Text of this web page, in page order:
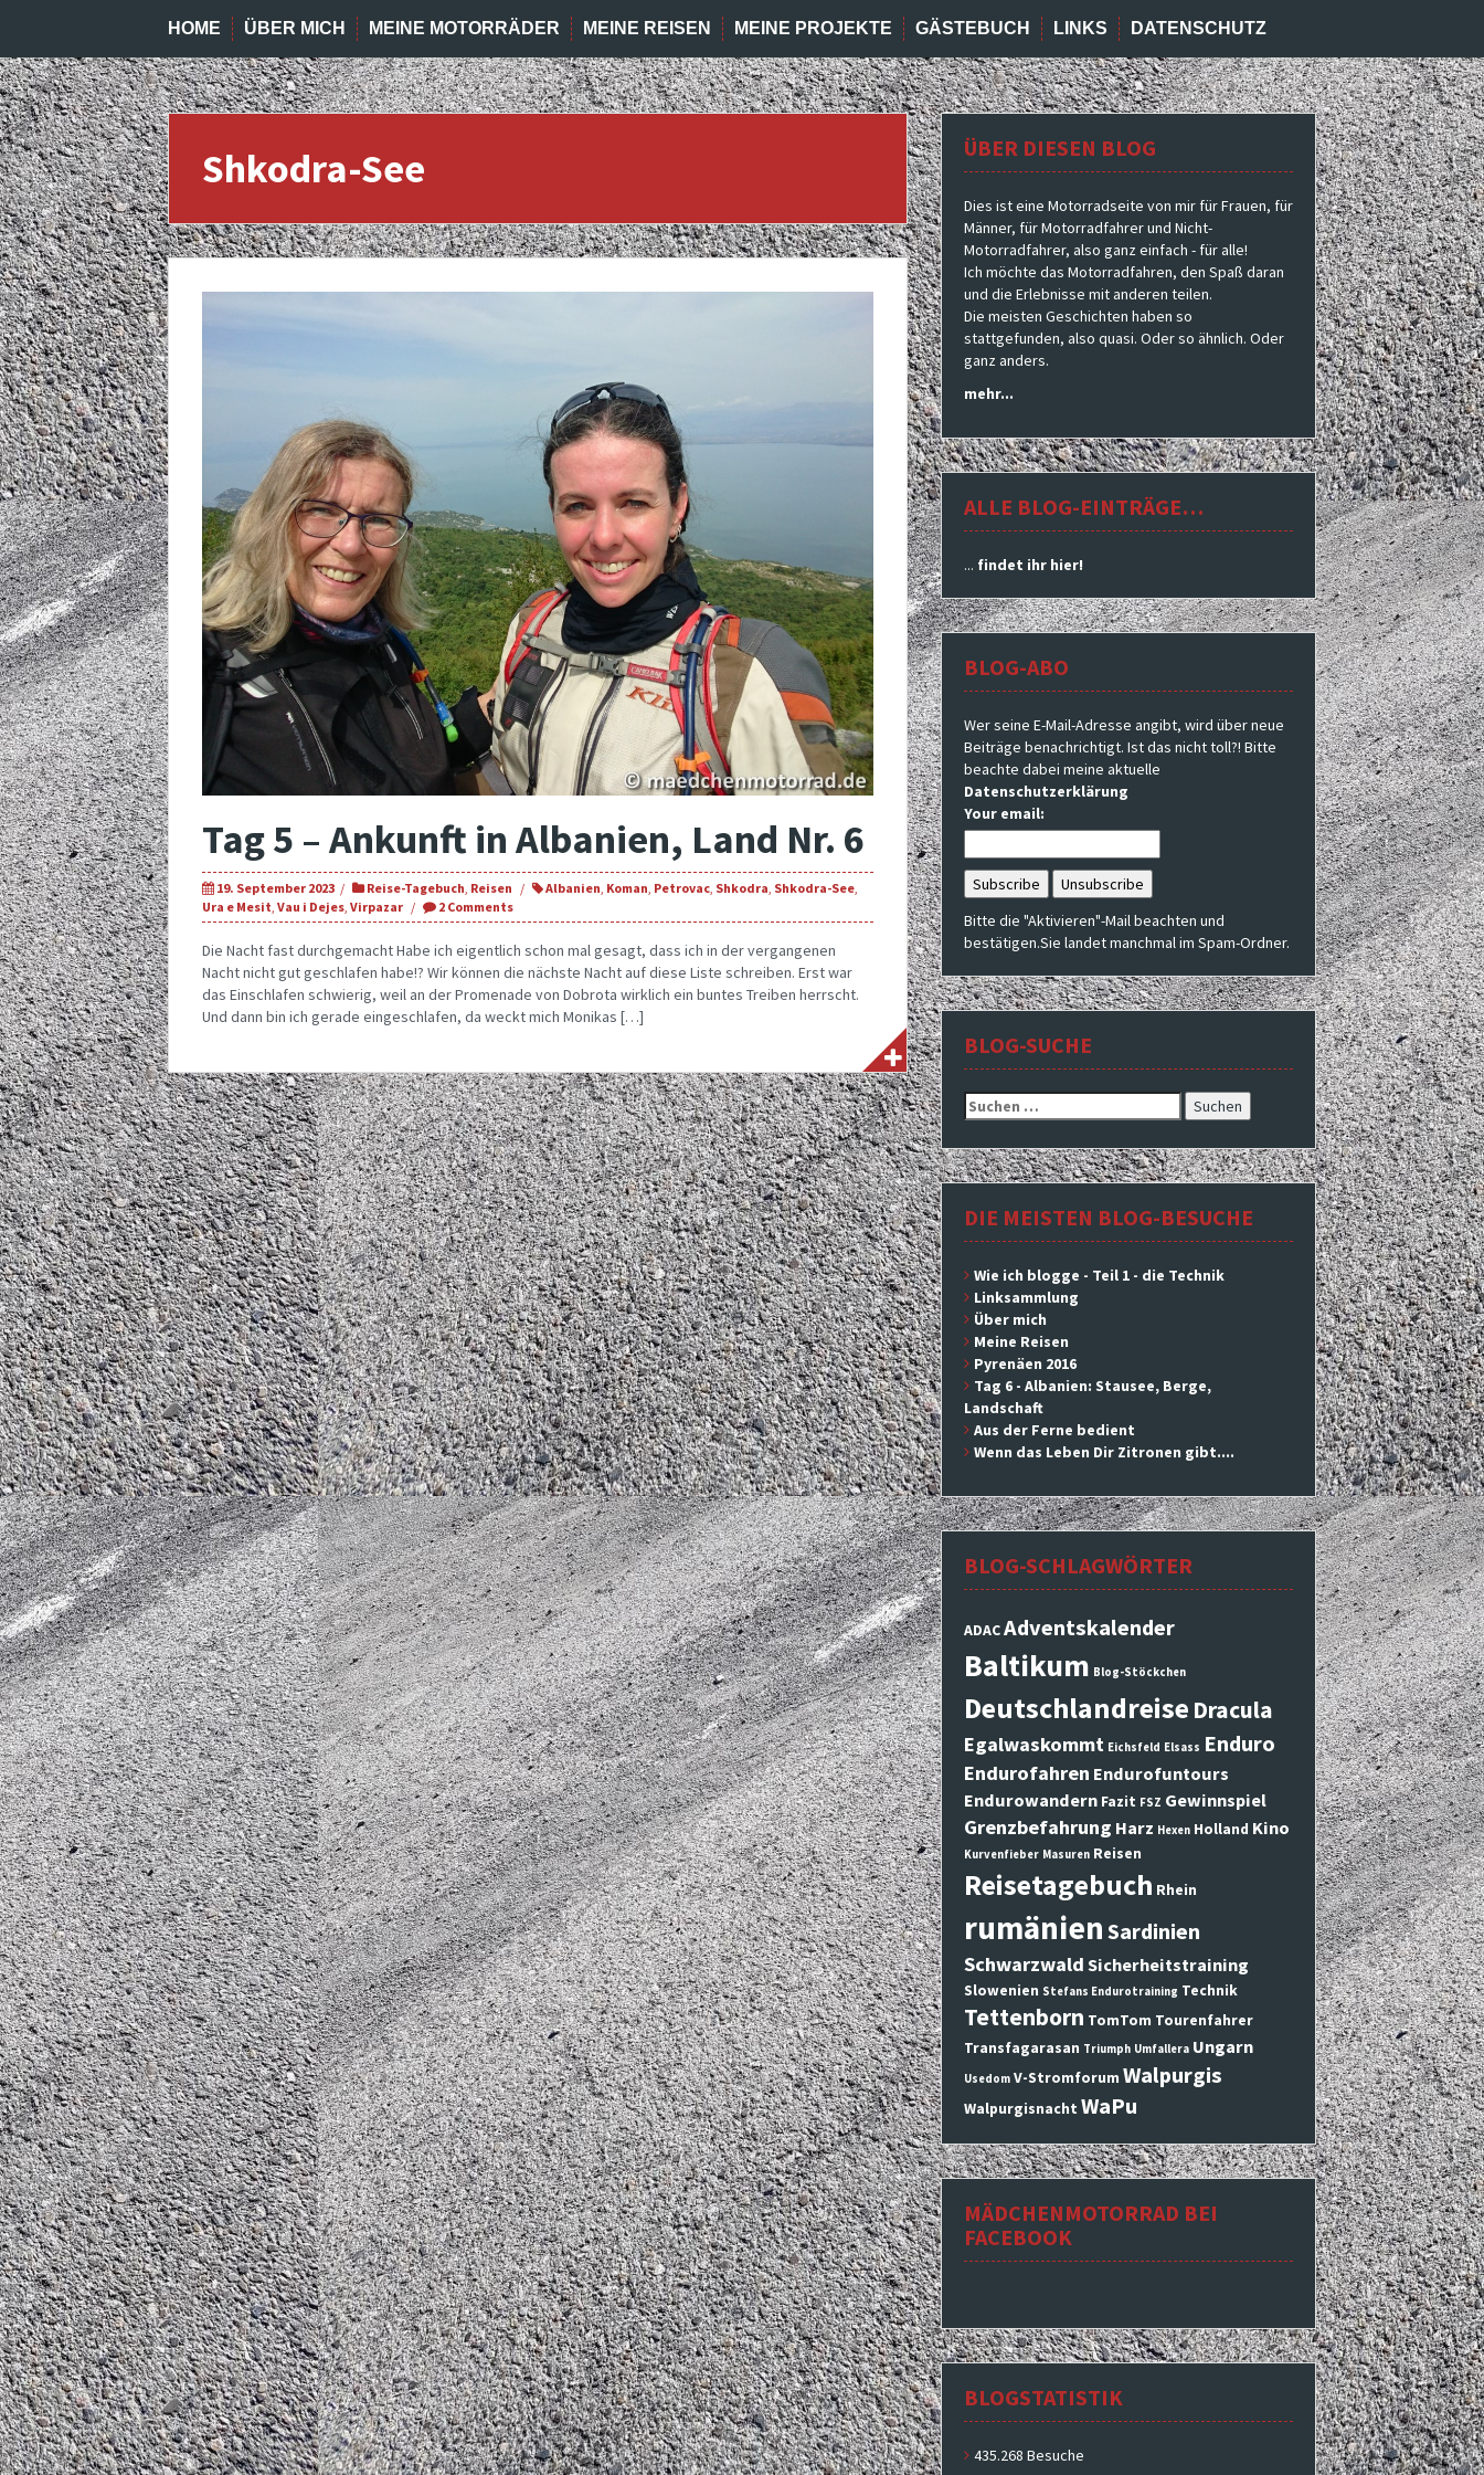
HOME ÜBER MICH MEINE MOTORRÄDER MEINE REISEN MEINE PROJEKTE GÄSTEBUCH LINKS DATENSCHUTZ
Shkodra-See
Tag 5 – Ankunft in Albanien, Land Nr. 6
19. September 2023 Reise-Tagebuch, Reisen Albanien, Koman, Petrovac, Shkodra, Shkodra-See,
Ura e Mesit, Vau i Dejes, Virpazar 2 Comments
Die Nacht fast durchgemacht Habe ich eigentlich schon mal gesagt, dass ich in der vergangenen
Nacht nicht gut geschlafen habe!? Wir können die nächste Nacht auf diese Liste schreiben. Erst war
das Einschlafen schwierig, weil an der Promenade von Dobrota wirklich ein buntes Treiben herrscht.
Und dann bin ich gerade eingeschlafen, da weckt mich Monikas […]
ÜBER DIESEN BLOG
Dies ist eine Motorradseite von mir für Frauen, für
Männer, für Motorradfahrer und Nicht-
Motorradfahrer, also ganz einfach - für alle!
Ich möchte das Motorradfahren, den Spaß daran
und die Erlebnisse mit anderen teilen.
Die meisten Geschichten haben so
stattgefunden, also quasi. Oder so ähnlich. Oder
ganz anders.
mehr...
ALLE BLOG-EINTRÄGE…
... findet ihr hier!
BLOG-ABO
Wer seine E-Mail-Adresse angibt, wird über neue
Beiträge benachrichtigt. Ist das nicht toll?! Bitte
beachte dabei meine aktuelle
Datenschutzerklärung
Your email:
Bitte die "Aktivieren"-Mail beachten und
bestätigen.Sie landet manchmal im Spam-Ordner.
BLOG-SUCHE
Suchen
nach:
DIE MEISTEN BLOG-BESUCHE
Wie ich blogge - Teil 1 - die Technik
Linksammlung
Über mich
Meine Reisen
Pyrenäen 2016
Tag 6 - Albanien: Stausee, Berge,
Landschaft
Aus der Ferne bedient
Wenn das Leben Dir Zitronen gibt....
BLOG-SCHLAGWÖRTER
ADACAdventskalender
Baltikum Blog-Stöckchen
Deutschlandreise Dracula
Egalwaskommt Eichsfeld Elsass Enduro
Endurofahren Endurofuntours
Endurowandern Fazit FSZ Gewinnspiel
Grenzbefahrung Harz Hexen Holland Kino
Kurvenfieber Masuren Reisen
Reisetagebuch Rhein
rumänienSardinien
Schwarzwald Sicherheitstraining
Slowenien Stefans Endurotraining Technik
Tettenborn TomTom Tourenfahrer
Transfagarasan Triumph Umfallera Ungarn
Usedom V-Stromforum Walpurgis
Walpurgisnacht WaPu
MÄDCHENMOTORRAD BEI
FACEBOOK
BLOGSTATISTIK
435.268 Besuche